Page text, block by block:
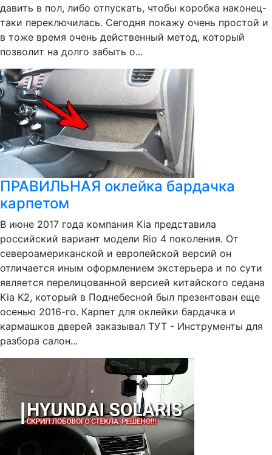
давить в пол, либо отпускать, чтобы коробка наконец-
таки переключилась. Сегодня покажу очень простой и
в тоже время очень действенный метод, который
позволит на долго забыть о...
ПРАВИЛЬНАЯ оклейка бардачка
карпетом
В июне 2017 года компания Kia представила
российский вариант модели Rio 4 поколения. От
североамериканской и европейской версий он
отличается иным оформлением экстерьера и по сути
является перелицованной версией китайского седана
Kia K2, который в Поднебесной был презентован еще
осенью 2016-го. Карпет для оклейки бардачка и
кармашков дверей заказывал ТУТ - Инструменты для
разбора салон...